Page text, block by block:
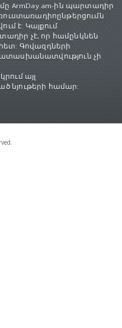
ArmDay.am-ին պարտադիր
է: Կայքում
չէ, որ համընկնեն
Գովազդների
չի
այլ
նյութերի համար: